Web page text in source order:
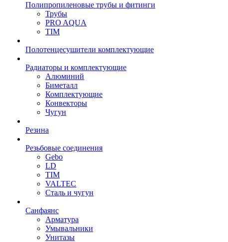
Полипропиленовые трубы и фитинги
Трубы
PRO AQUA
TIM
Полотенцесушители комплектующие
Радиаторы и комплектующие
Алюминий
Биметалл
Комплектующие
Конвекторы
Чугун
Резина
Резьбовые соединения
Gebo
LD
TIM
VALTEC
Сталь и чугун
Санфаянс
Арматура
Умывальники
Унитазы